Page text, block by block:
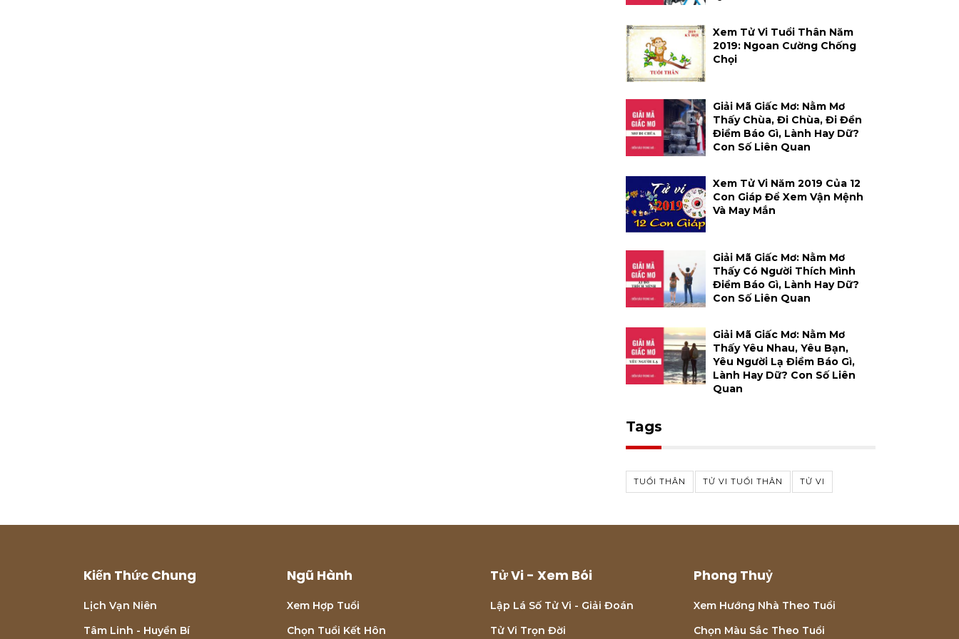
Xem Tử Vi Tuổi Thân Năm
2019: Ngoan Cường Chống
Chọi
Giải Mã Giấc Mơ: Nằm Mơ
Thấy Chùa, Đi Chùa, Đi Đền
Điềm Báo Gì, Lành Hay Dữ?
Con Số Liên Quan
Xem Tử Vi Năm 2019 Của 12
Con Giáp Để Xem Vận Mệnh
Và May Mắn
Giải Mã Giấc Mơ: Nằm Mơ
Thấy Có Người Thích Mình
Điềm Báo Gì, Lành Hay Dữ?
Con Số Liên Quan
Giải Mã Giấc Mơ: Nằm Mơ
Thấy Yêu Nhau, Yêu Bạn,
Yêu Người Lạ Điềm Báo Gì,
Lành Hay Dữ? Con Số Liên
Quan
Tags
TUỔI THÂN TỬ VI TUỔI THÂN TỬ VI
Kiến Thức Chung
Lịch Vạn Niên
Tâm Linh - Huyền Bí
Ngũ Hành
Xem Hợp Tuổi
Chọn Tuổi Kết Hôn
Tử Vi - Xem Bói
Lập Lá Số Tử Vi - Giải Đoán
Tử Vi Trọn Đời
Phong Thuỷ
Xem Hướng Nhà Theo Tuổi
Chọn Màu Sắc Theo Tuổi